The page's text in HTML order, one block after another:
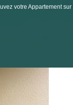
votre Appartement